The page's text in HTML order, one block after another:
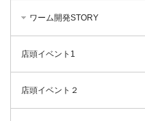
ワーム開発STORY
店頭イベント1
店頭イベント２